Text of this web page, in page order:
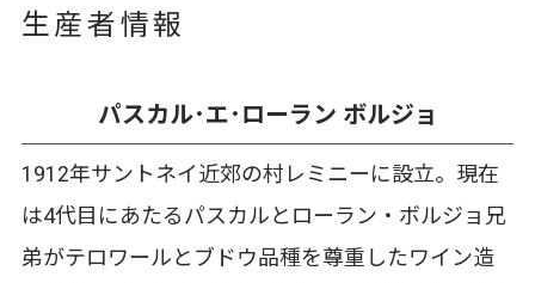
生産者情報
パスカル･エ･ローラン ボルジョ
1912年サントネイ近郊の村レミニーに設立。現在
は4代目にあたるパスカルとローラン・ボルジョ兄
弟がテロワールとブドウ品種を尊重したワイン造